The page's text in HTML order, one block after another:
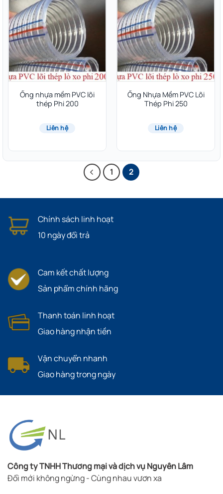
Ống nhựa mềm PVC lõi
thép Phi 200
Liên hệ
Ống Nhựa Mềm PVC Lõi
Thép Phi 250
Liên hệ
1 2
Chính sách linh hoạt
10 ngày đổi trả
Cam kết chất lượng
Sản phẩm chính hãng
Thanh toán linh hoạt
Giao hàng nhận tiền
Vận chuyển nhanh
Giao hàng trong ngày
Công ty TNHH Thương mại và dịch vụ Nguyên Lâm
Đổi mới không ngừng - Cùng nhau vươn xa